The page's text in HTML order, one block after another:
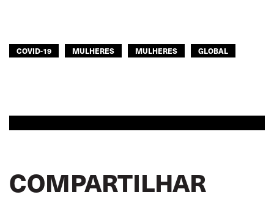
COVID-19 MULHERES MULHERES GLOBAL
COMPARTILHAR